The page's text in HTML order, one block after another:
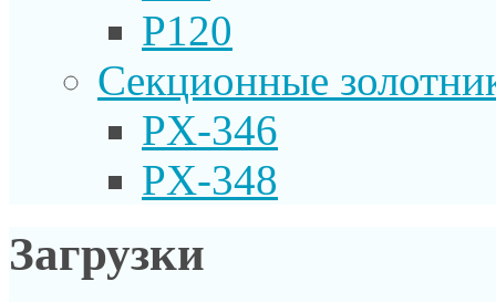
P120
Секционные
PX-346
PX-348
Загрузки